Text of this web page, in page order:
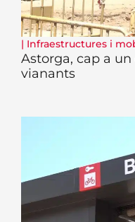
| Infraestructures i
Astorga, cap a
vianants